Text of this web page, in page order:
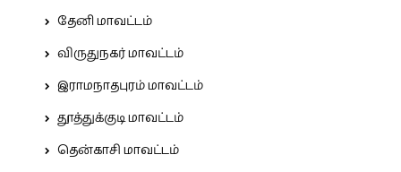
தேனி மாவட்டம்
விருதுநகர் மாவட்டம்
இராமநாதபுரம் மாவட்டம்
தூத்துக்குடி மாவட்டம்
தென்காசி மாவட்டம்